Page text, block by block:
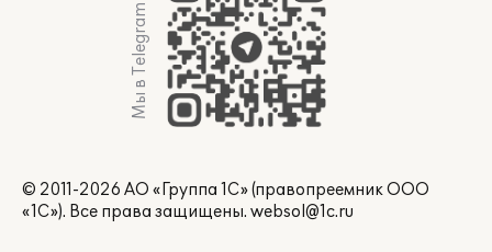
Мы в Telegram
© 2011-2026 АО «Группа 1С» (правопреемник ООО
«1С»). Все права защищены. websol@1c.ru